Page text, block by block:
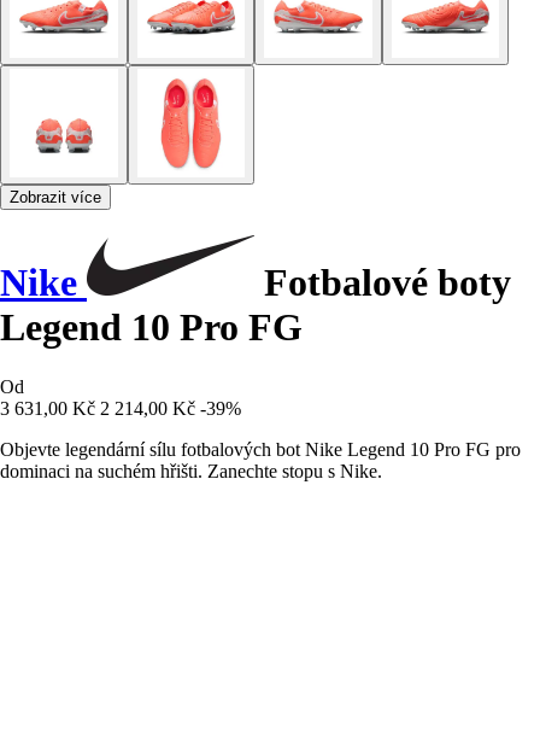
Zobrazit více
Nike
Fotbalové boty
Legend 10 Pro FG
Od
3 631,00 Kč 2 214,00 Kč -39%
Objevte legendární sílu fotbalových bot Nike Legend 10 Pro FG pro
dominaci na suchém hřišti. Zanechte stopu s Nike.